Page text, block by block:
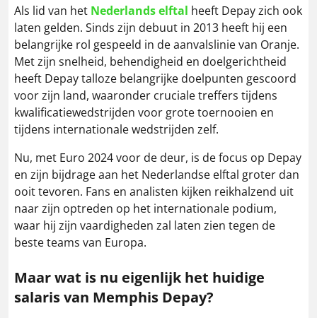
Als lid van het Nederlands elftal heeft Depay zich ook
laten gelden. Sinds zijn debuut in 2013 heeft hij een
belangrijke rol gespeeld in de aanvalslinie van Oranje.
Met zijn snelheid, behendigheid en doelgerichtheid
heeft Depay talloze belangrijke doelpunten gescoord
voor zijn land, waaronder cruciale treffers tijdens
kwalificatiewedstrijden voor grote toernooien en
tijdens internationale wedstrijden zelf.
Nu, met Euro 2024 voor de deur, is de focus op Depay
en zijn bijdrage aan het Nederlandse elftal groter dan
ooit tevoren. Fans en analisten kijken reikhalzend uit
naar zijn optreden op het internationale podium,
waar hij zijn vaardigheden zal laten zien tegen de
beste teams van Europa.
Maar wat is nu eigenlijk het huidige
salaris van Memphis Depay?